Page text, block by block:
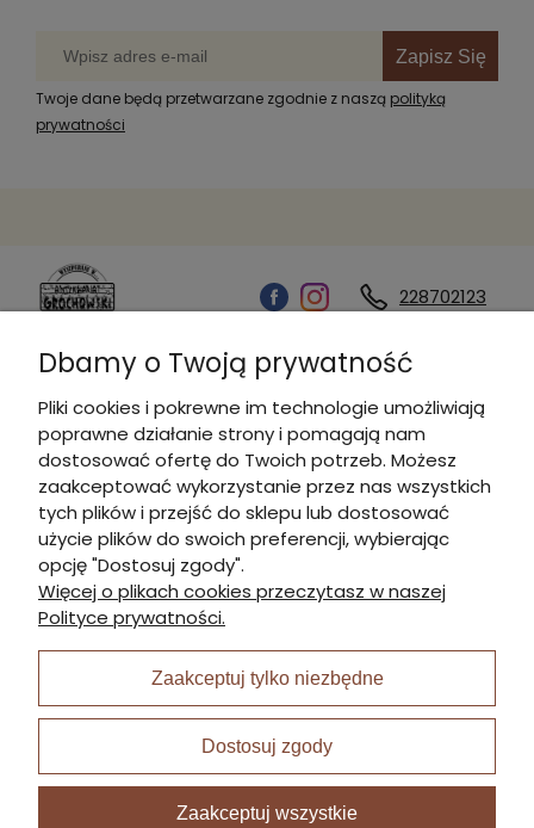
Zapisz Się
Twoje dane będą przetwarzane zgodnie z naszą polityką
prywatności
228702123
Kontakt
Informacje
Płatności i dostawa
Moje konto
I Nagroda w plabiscycie:
Dbamy o Twoją prywatność
Pliki cookies i pokrewne im technologie umożliwiają
poprawne działanie strony i pomagają nam
dostosować ofertę do Twoich potrzeb. Możesz
zaakceptować wykorzystanie przez nas wszystkich
tych plików i przejść do sklepu lub dostosować
użycie plików do swoich preferencji, wybierając
opcję "Dostosuj zgody".
Więcej o plikach cookies przeczytasz w naszej
Polityce prywatności.
Zaakceptuj tylko niezbędne
Dostosuj zgody
Zaakceptuj wszystkie